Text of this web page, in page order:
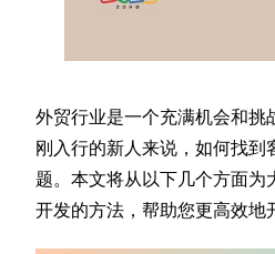
外贸行业是一个充满机会和挑
刚入行的新人来说，如何找到
题。本文将从以下几个方面为
开发的方法，帮助您更高效地